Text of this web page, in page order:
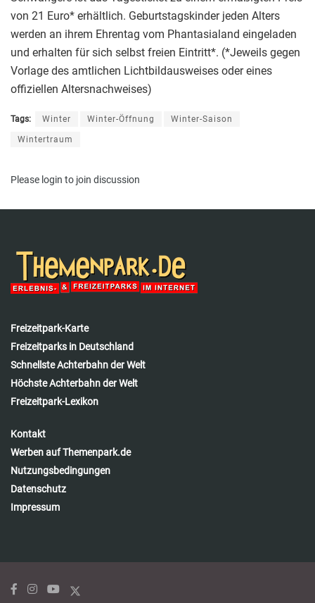
von 21 Euro* erhältlich. Geburtstagskinder jeden Alters
werden an ihrem Ehrentag vom Phantasialand eingeladen
und erhalten für sich selbst freien Eintritt*. (*Jeweils gegen
Vorlage des amtlichen Lichtbildausweises oder eines
offiziellen Altersnachweises)
Tags: Winter Winter-Öffnung Winter-Saison
Wintertraum
Please login to join discussion
Freizeitpark-Karte
Freizeitparks in Deutschland
Schnellste Achterbahn der Welt
Höchste Achterbahn der Welt
Freizeitpark-Lexikon
Kontakt
Werben auf Themenpark.de
Nutzungsbedingungen
Datenschutz
Impressum